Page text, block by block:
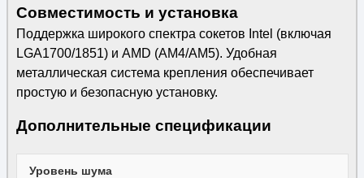
Совместимость и установка
Поддержка широкого спектра сокетов Intel (включая
LGA1700/1851) и AMD (AM4/AM5). Удобная
металлическая система крепления обеспечивает
простую и безопасную установку.
Дополнительные спецификации
Уровень шума